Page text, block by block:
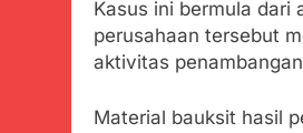
Kasus ini bermula dari
perusahaan tersebut
aktivitas
Material bauksit hasil